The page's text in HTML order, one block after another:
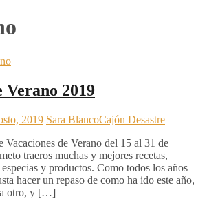
Verano 2019
2019 Sara BlancoCajón Desastre
Vacaciones de Verano del 15 al 31 de
traeros muchas y mejores recetas,
y productos. Como todos los años
hacer un repaso de como ha ido este año,
a otro, y […]